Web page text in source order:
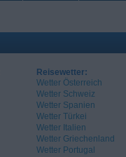
Reisewetter:
Wetter Österreich
Wetter Schweiz
Wetter Spanien
Wetter Türkei
Wetter Italien
Wetter Griechenland
Wetter Portugal